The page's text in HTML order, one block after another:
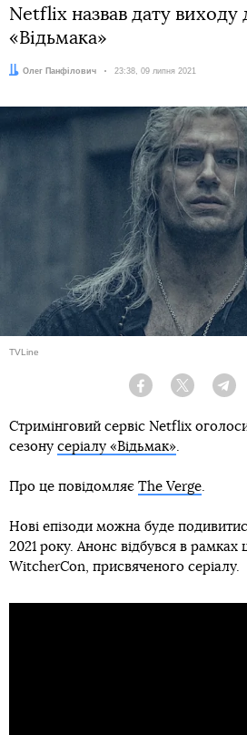
Netflix назвав дату виходу
«Відьмака»
Автор:
Олег Панфілович Дата:
23:38, 09 липня 2021
TVLine
Facebook Twitter
Стримінговий сервіс Netflix
сезону серіалу «Відьмак».
Про це повідомляє The Verge.
Нові епізоди можна буде
2021 року. Анонс відбувся в рамках
WitcherCon, присвяченого серіалу.